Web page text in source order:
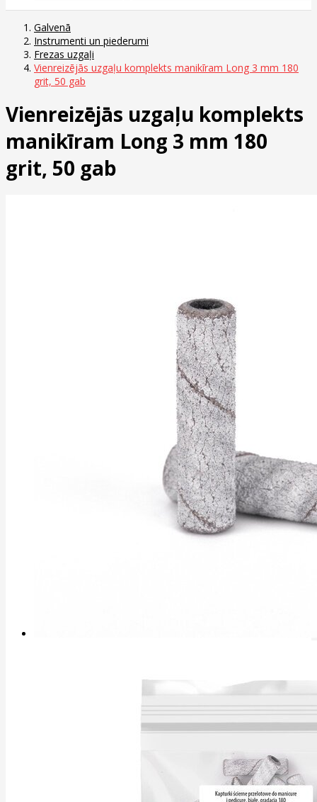
Galvenā
Instrumenti un piederumi
Frezas uzgaļi
Vienreizējās uzgaļu komplekts manikīram Long 3 mm 180
grit, 50 gab
Vienreizējās uzgaļu komplekts
manikīram Long 3 mm 180
grit, 50 gab